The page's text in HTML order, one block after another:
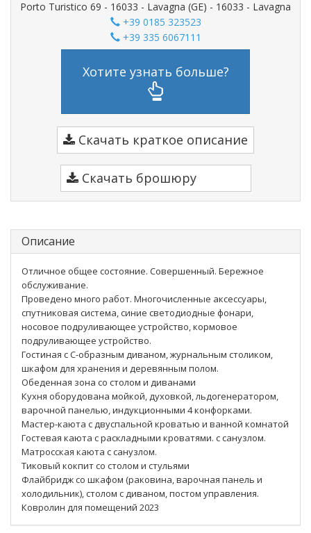
Porto Turistico 69 - 16033 - Lavagna (GE) - 16033 - Lavagna
+39 0185 323523
+39 335 6067111
Хотите узнать больше?
Скачать краткое описание
Скачать брошюру
Описание
Отличное общее состояние. Совершенный. Бережное
обслуживание.
Проведено много работ. Многочисленные аксессуары,
спутниковая система, синие светодиодные фонари,
носовое подруливающее устройство, кормовое
подруливающее устройство.
Гостиная с С-образным диваном, журнальным столиком,
шкафом для хранения и деревянным полом.
Обеденная зона со столом и диванами
Кухня оборудована мойкой, духовкой, льдогенератором,
варочной панелью, индукционными 4 конфорками.
Мастер-каюта с двуспальной кроватью и ванной комнатой
Гостевая каюта с раскладными кроватями. с санузлом.
Матросская каюта с санузлом.
Тиковый кокпит со столом и стульями
Флайбридж со шкафом (раковина, варочная панель и
холодильник), столом с диваном, постом управления.
Ковролин для помещений 2023